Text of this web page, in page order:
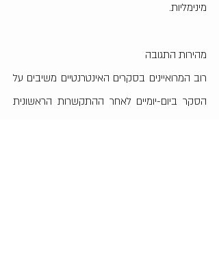
מינימליות.
מהירות התגובה
רוב המרואיינים בסקרים האינטרנטיים משיבים על
הסקר ביום-יומיים לאחר ההתקשרות הראשונית